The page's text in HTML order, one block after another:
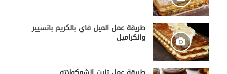
طريقة عمل الميل فاي بالكريم باتسيير
والكراميل